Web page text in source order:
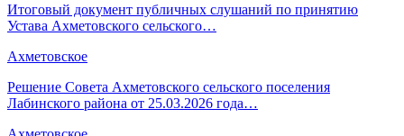
Итоговый документ публичных слушаний по принятию
Устава Ахметовского сельского…
Ахметовское
Решение Совета Ахметовского сельского поселения
Лабинского района от 25.03.2026 года…